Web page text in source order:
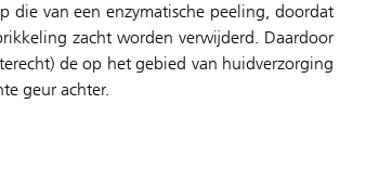
die van een enzymatische peeling, doordat
zacht worden verwijderd. Daardoor
de op het gebied van huidverzorging
geur achter.